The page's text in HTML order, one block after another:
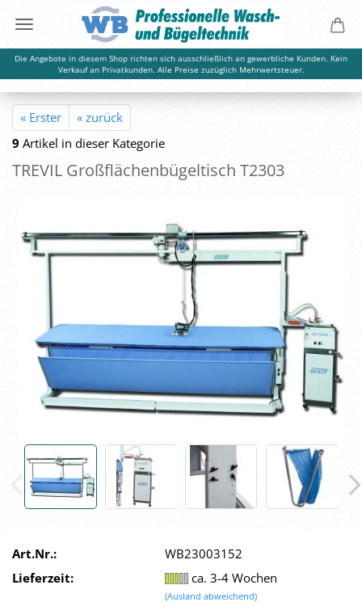
Die Angebote in diesem Shop richten sich ausschließlich an gewerbliche Kunden. Kein
Verkauf an Privatkunden. Alle Preise zuzüglich Mehrwertsteuer.
« Erster
« zurück
9 Artikel in dieser Kategorie
TRE­VIL Groß­flä­chen­bü­gel­tisch T2303
Art.Nr.:
WB23003152
Lieferzeit:
ca. 3-4 Wochen
(Ausland abweichend)